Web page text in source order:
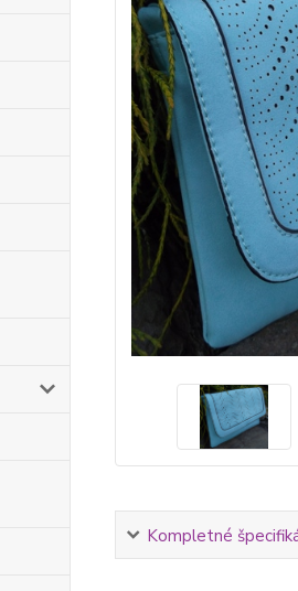
Kompletné